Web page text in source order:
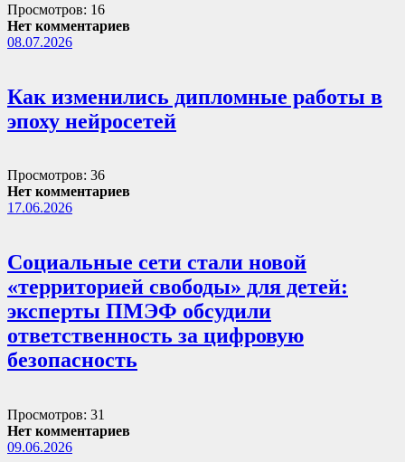
Просмотров: 16
Нет комментариев
08.07.2026
Как изменились дипломные работы в
эпоху нейросетей
Просмотров: 36
Нет комментариев
17.06.2026
Социальные сети стали новой
«территорией свободы» для детей:
эксперты ПМЭФ обсудили
ответственность за цифровую
безопасность
Просмотров: 31
Нет комментариев
09.06.2026